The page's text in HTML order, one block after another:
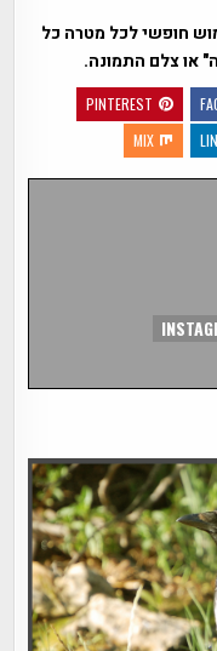
חופשי לכל מטרה כל
או צלם התמונה.
PINTEREST
MIX